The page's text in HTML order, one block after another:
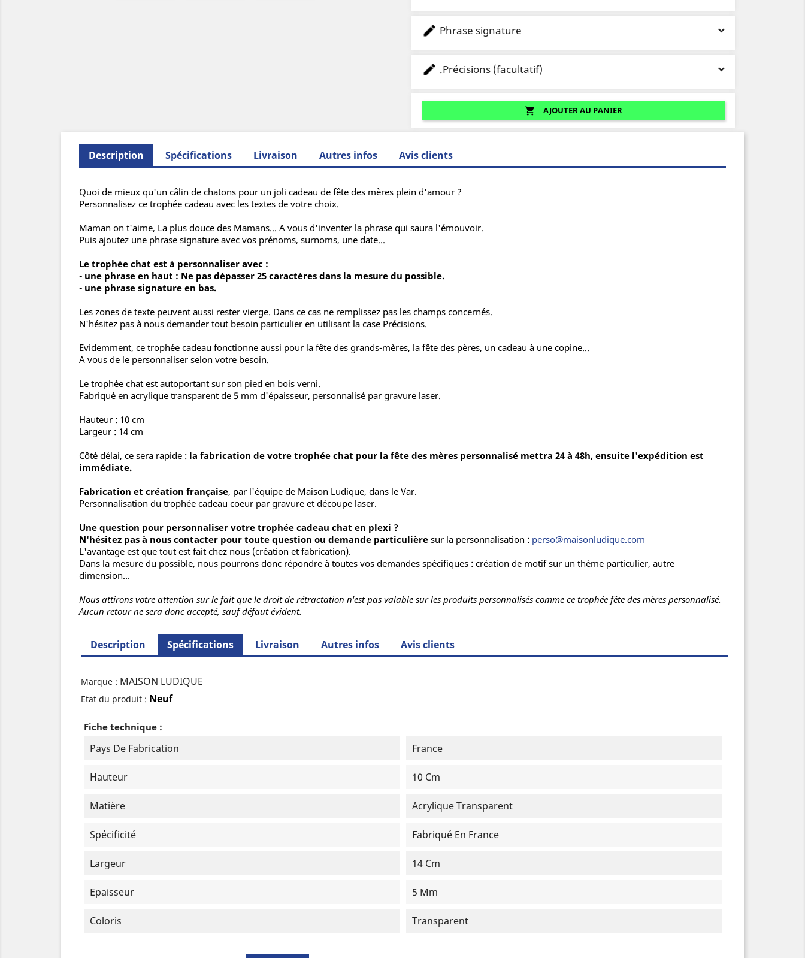
Phrase signature
.Précisions (facultatif)
shopping_cart AJOUTER AU PANIER
Description Spécifications Livraison Autres infos Avis clients
Quoi de mieux qu'un câlin de chatons pour un joli cadeau de fête des mères plein d'amour ?
Personnalisez ce trophée cadeau avec les textes de votre choix.
Maman on t'aime, La plus douce des Mamans... A vous d'inventer la phrase qui saura l'émouvoir.
Puis ajoutez une phrase signature avec vos prénoms, surnoms, une date...
Le trophée chat est à personnaliser avec :
- une phrase en haut : Ne pas dépasser 25 caractères dans la mesure du possible.
- une phrase signature en bas.
Les zones de texte peuvent aussi rester vierge. Dans ce cas ne remplissez pas les champs concernés.
N'hésitez pas à nous demander tout besoin particulier en utilisant la case Précisions.
Evidemment, ce trophée cadeau fonctionne aussi pour la fête des grands-mères, la fête des pères, un cadeau à une copine...
A vous de le personnaliser selon votre besoin.
Le trophée chat est autoportant sur son pied en bois verni.
Fabriqué en acrylique transparent de 5 mm d'épaisseur, personnalisé par gravure laser.
Hauteur : 10 cm
Largeur : 14 cm
Côté délai, ce sera rapide : la fabrication de votre trophée chat pour la fête des mères personnalisé mettra 24 à 48h, ensuite l'expédition est
immédiate.
Fabrication et création française, par l'équipe de Maison Ludique, dans le Var.
Personnalisation du trophée cadeau coeur par gravure et découpe laser.
Une question pour personnaliser votre trophée cadeau chat en plexi ?
N'hésitez pas à nous contacter pour toute question ou demande particulière sur la personnalisation : perso@maisonludique.com
L'avantage est que tout est fait chez nous (création et fabrication).
Dans la mesure du possible, nous pourrons donc répondre à toutes vos demandes spécifiques : création de motif sur un thème particulier, autre
dimension...
Nous attirons votre attention sur le fait que le droit de rétractation n'est pas valable sur les produits personnalisés comme ce trophée fête des mères personnalisé.
Aucun retour ne sera donc accepté, sauf défaut évident.
Description Spécifications Livraison Autres infos Avis clients
Marque : MAISON LUDIQUE
Etat du produit : Neuf
Fiche technique :
Pays De Fabrication France
Hauteur 10 Cm
Matière Acrylique Transparent
Spécificité Fabriqué En France
Largeur 14 Cm
Epaisseur 5 Mm
Coloris Transparent